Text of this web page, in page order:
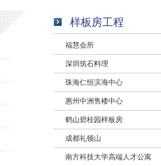
样板房工程
福慧会所
深圳筑石料理
珠海仁恒滨海中心
惠州中洲售楼中心
鹤山碧桂园样板房
成都礼顿山
南方科技大学高端人才公寓